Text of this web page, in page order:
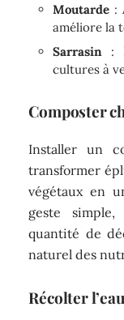
Moutarde :
améliore la
Sarrasin :
cultures à
Composter
Installer un
transformer
végétaux en
geste
quantité de
naturel des
Récolter